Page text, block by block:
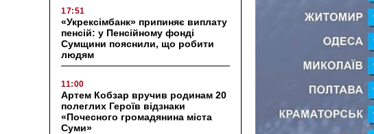
17:51
«Укрексімбанк» припиняє виплату
пенсій: у Пенсійному фонді
Сумщини пояснили, що робити
людям
11:00
Артем Кобзар вручив родинам 20
полеглих Героїв відзнаки
«Почесного громадянина міста
Суми»